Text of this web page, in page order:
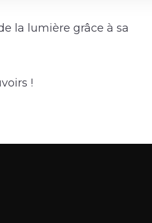
la lumière grâce à sa
!